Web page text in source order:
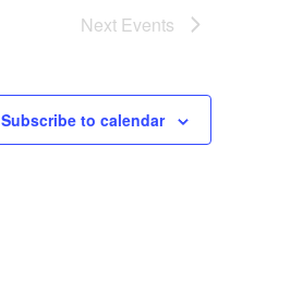
Next Events
Subscribe to calendar